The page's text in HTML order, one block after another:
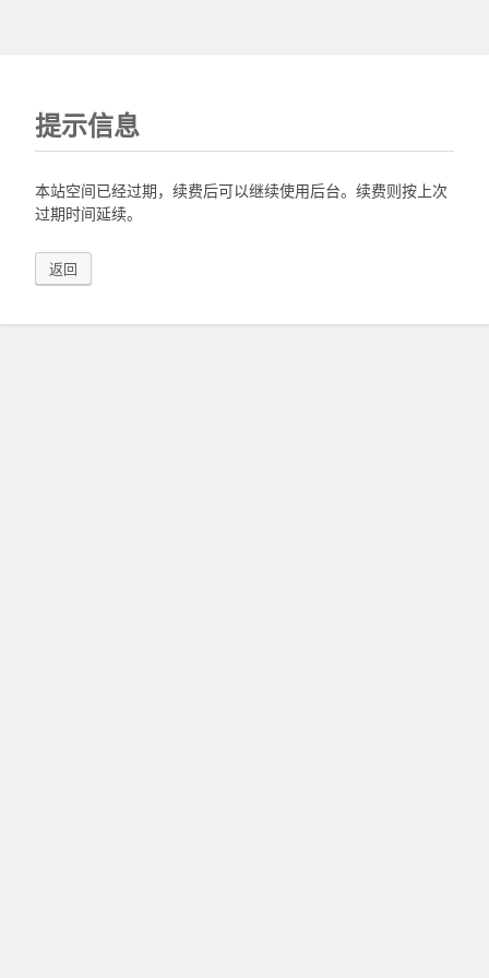
提示信息
本站空间已经过期，续费后可以继续使用后台。续费则按上次
过期时间延续。
返回